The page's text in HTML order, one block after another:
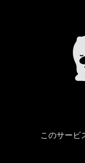
このサービ